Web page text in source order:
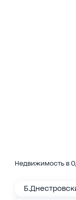
Недвижимость в